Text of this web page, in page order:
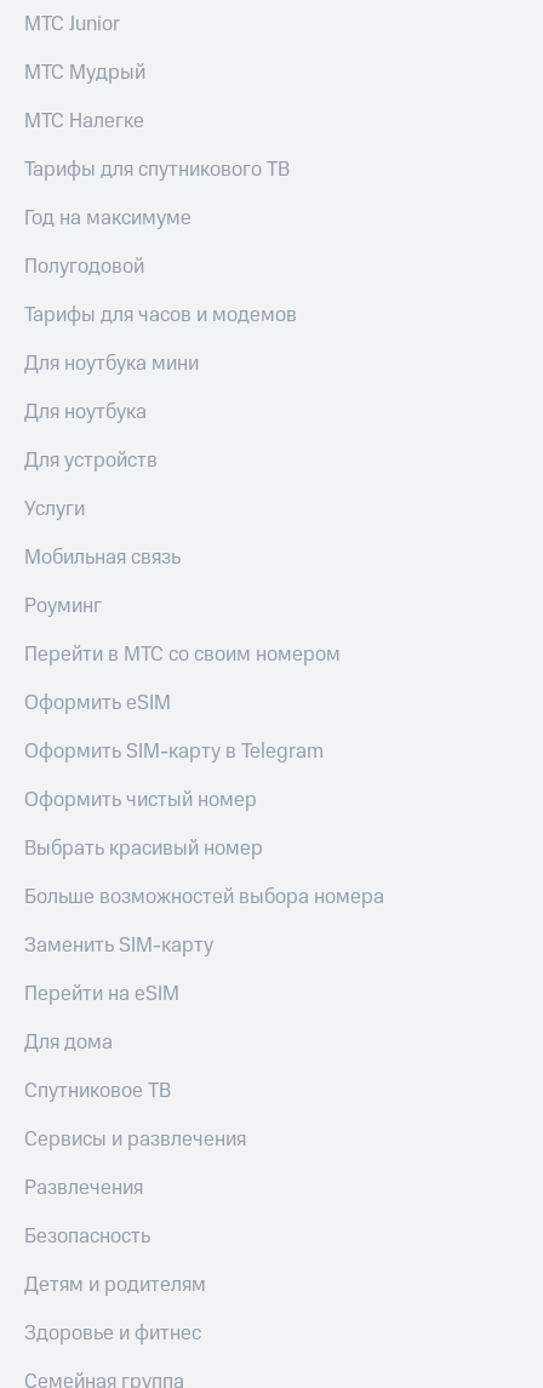
Программа
Порядок
акций
Дивиденды
Рынок
облигаций
Описание
Уведомление
о
погашении
облигаций
развитие
На главную
МТС Junior
МТС Мудрый
МТС Налегке
Тарифы для спутникового ТВ
Год на максимуме
Полугодовой
Тарифы для часов и модемов
Для ноутбука мини
Для ноутбука
Для устройств
Услуги
Мобильная связь
Роуминг
Перейти в МТС со своим номером
Оформить eSIM
Оформить SIM-карту в Telegram
Оформить чистый номер
Выбрать красивый номер
Больше возможностей выбора номера
Заменить SIM-карту
Перейти на eSIM
Для дома
Спутниковое ТВ
Сервисы и развлечения
Развлечения
Безопасность
Детям и родителям
Здоровье и фитнес